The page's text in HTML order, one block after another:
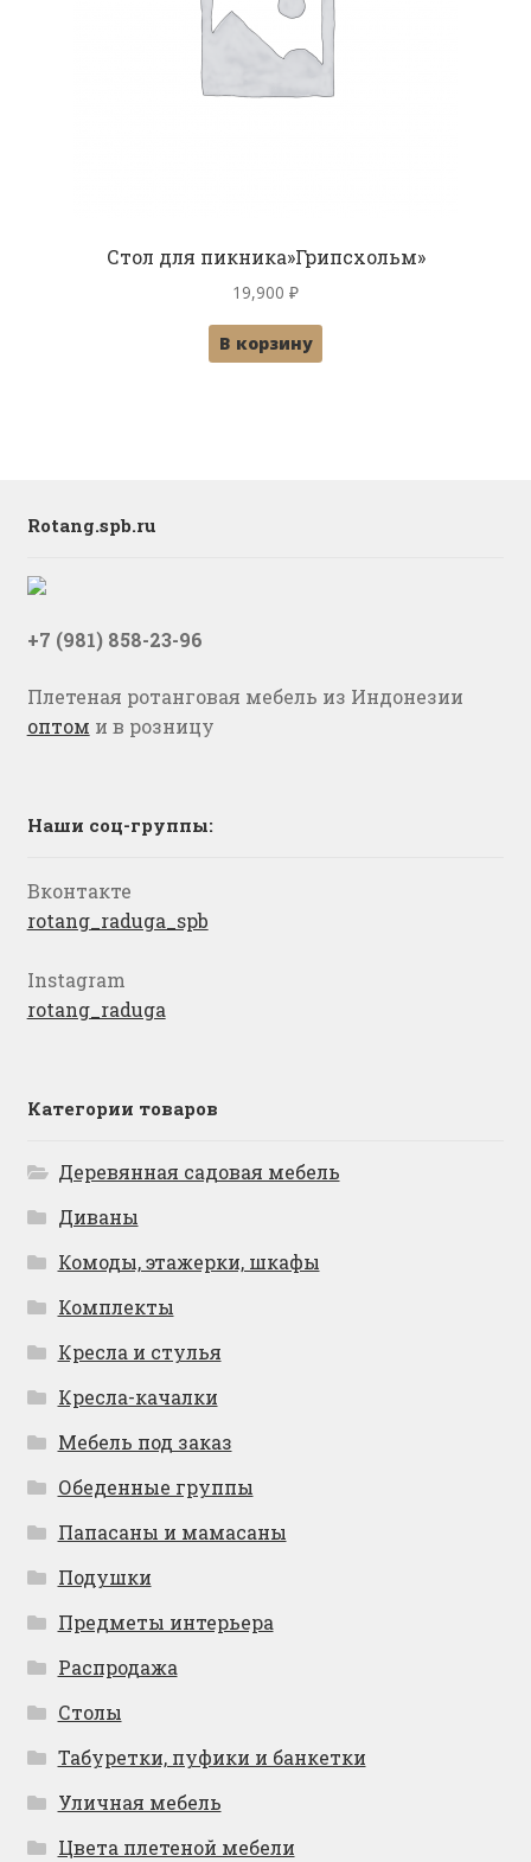
Стол для пикника»Грипсхольм»
19,900 ₽
В корзину
Rotang.spb.ru
+7 (981) 858-23-96
Плетеная ротанговая мебель из Индонезии
оптом и в розницу
Наши соц-группы:
Вконтакте
rotang_raduga_spb
Instagram
rotang_raduga
Категории товаров
Деревянная садовая мебель
Диваны
Комоды, этажерки, шкафы
Комплекты
Кресла и стулья
Кресла-качалки
Мебель под заказ
Обеденные группы
Папасаны и мамасаны
Подушки
Предметы интерьера
Распродажа
Столы
Табуретки, пуфики и банкетки
Уличная мебель
Цвета плетеной мебели